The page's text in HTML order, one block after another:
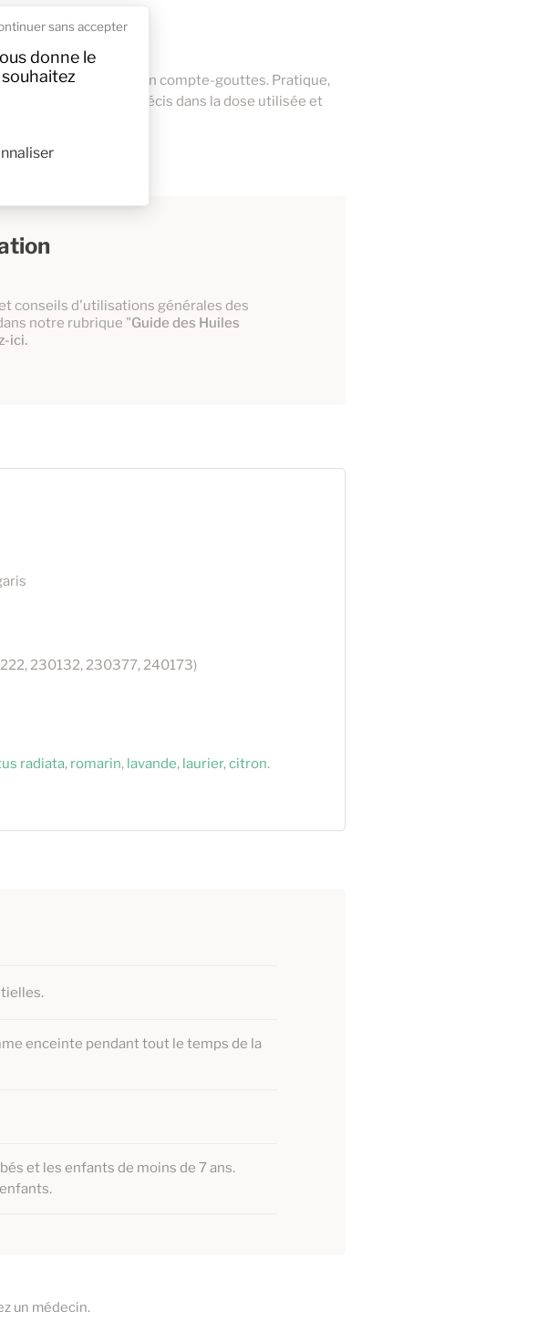
donne le
sans accepter
enfants et d'un compte-gouttes. Pratique,
afin d'être plus précis dans la dose utilisée et
conseils d'utilisations générales des
notre rubrique "Guide des Huiles
ici.
230132, 230377, 240173)
radiata, romarin, lavande, laurier,citron.
enceinte pendant tout le temps de la
et les enfants de moins de 7 ans.
un médecin.